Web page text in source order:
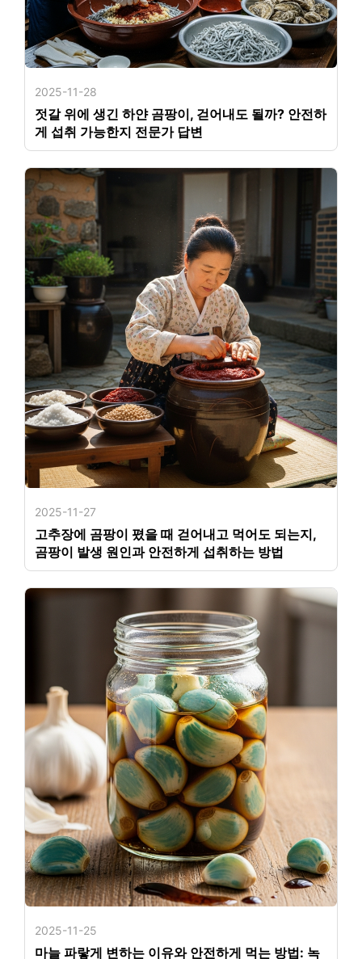
2025-11-28
젓갈 위에 생긴 하얀 곰팡이, 걷어내도 될까? 안전하
게 섭취 가능한지 전문가 답변
2025-11-27
고추장에 곰팡이 폈을 때 걷어내고 먹어도 되는지,
곰팡이 발생 원인과 안전하게 섭취하는 방법
2025-11-25
마늘 파랗게 변하는 이유와 안전하게 먹는 방법: 녹